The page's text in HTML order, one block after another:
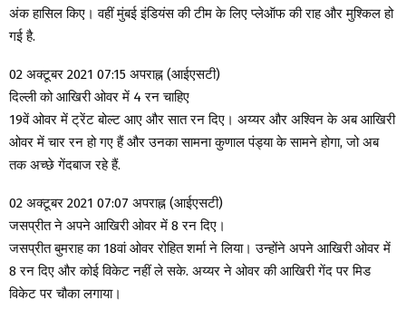
अंक हासिल किए। वहीं मुंबई इंडियंस की टीम के लिए प्लेऑफ की राह और मुश्किल हो
गई है.
02 अक्टूबर 2021 07:15 अपराह्न (आईएसटी)
दिल्ली को आखिरी ओवर में 4 रन चाहिए
19वें ओवर में ट्रेंट बोल्ट आए और सात रन दिए। अय्यर और अश्विन के अब आखिरी
ओवर में चार रन हो गए हैं और उनका सामना कुणाल पंड्या के सामने होगा, जो अब
तक अच्छे गेंदबाज रहे हैं.
02 अक्टूबर 2021 07:07 अपराह्न (आईएसटी)
जसप्रीत ने अपने आखिरी ओवर में 8 रन दिए।
जसप्रीत बुमराह का 18वां ओवर रोहित शर्मा ने लिया। उन्होंने अपने आखिरी ओवर में
8 रन दिए और कोई विकेट नहीं ले सके. अय्यर ने ओवर की आखिरी गेंद पर मिड
विकेट पर चौका लगाया।